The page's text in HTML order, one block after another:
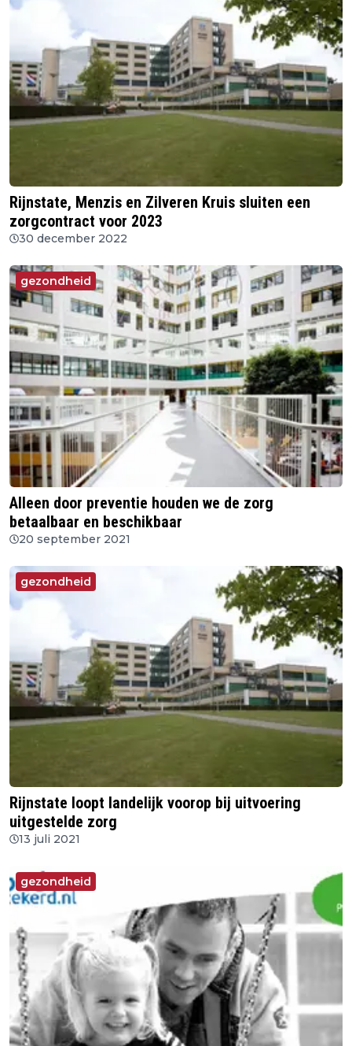
Rijnstate, Menzis en Zilveren Kruis sluiten een
zorgcontract voor 2023
30 december 2022
gezondheid
Alleen door preventie houden we de zorg
betaalbaar en beschikbaar
20 september 2021
gezondheid
Rijnstate loopt landelijk voorop bij uitvoering
uitgestelde zorg
13 juli 2021
gezondheid